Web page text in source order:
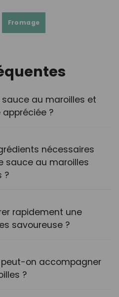
Fromage
au maroilles et
?
nécessaires
sauce au maroilles
?
rapidement une
savoureuse ?
on accompagner
?